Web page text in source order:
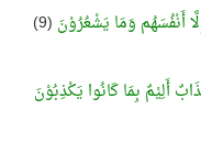
أَنْفُسَهُم وَمَا يَشْعُرُوْنَ
(9)
أَلِيْمٌ بِمَا كَانُوا يَكْذِبُوْنَ